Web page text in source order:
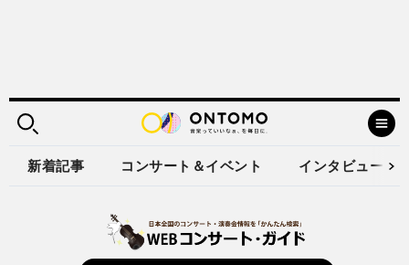
新着記事 コンサート＆イベント インタビュー